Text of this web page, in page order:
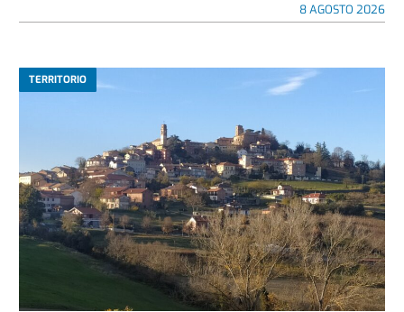
8 AGOSTO 2026
TERRITORIO